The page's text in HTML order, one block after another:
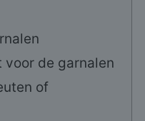
voor de garnalen
of